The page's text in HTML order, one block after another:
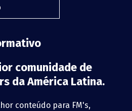
comunidade de
da América Latina.
conteúdo para FM's,